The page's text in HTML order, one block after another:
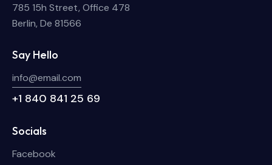
785 15h Street, Office 478
Berlin, De 81566
Say Hello
info@email.com
+1 840 841 25 69
Socials
Facebook